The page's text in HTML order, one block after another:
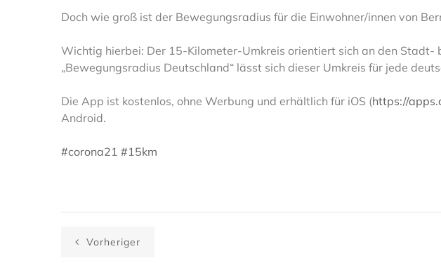
Doch wie groß ist der Bewegungsradius für die Einwohner/innen von
Wichtig hierbei: Der 15-Kilometer-Umkreis orientiert sich an den Stadt-
„Bewegungsradius Deutschland“ lässt sich dieser Umkreis für jede
Die App ist kostenlos, ohne Werbung und erhältlich für iOS (https://
Android.
#corona21 #15km
Vorheriger